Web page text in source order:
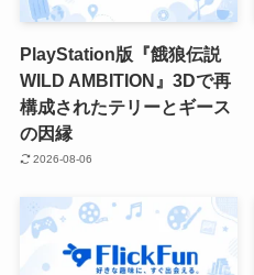
PlayStation版『餓狼伝説
WILD AMBITION』3Dで再
構成されたテリーとギース
の因縁
2026-08-06